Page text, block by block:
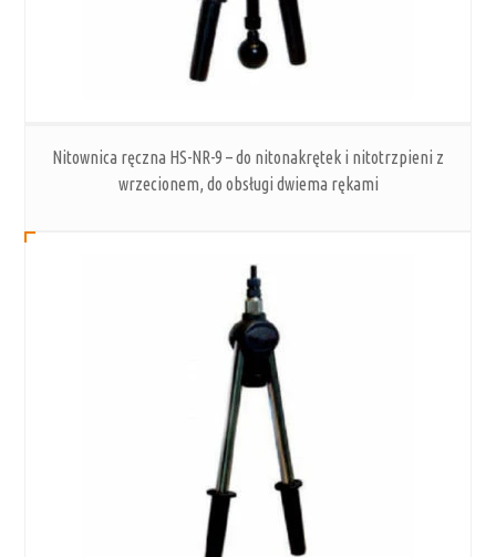
Nitownica ręczna HS-NR-9 – do nitonakrętek i nitotrzpieni z
wrzecionem, do obsługi dwiema rękami